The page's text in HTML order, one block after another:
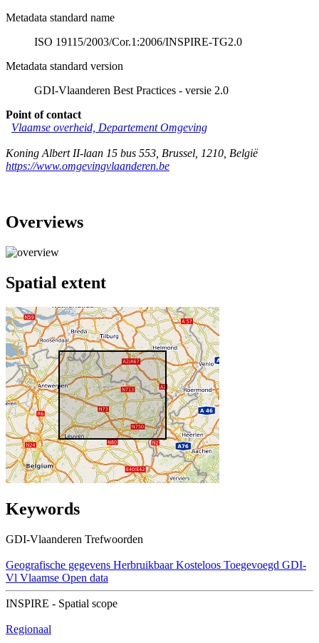
Metadata standard name
ISO 19115/2003/Cor.1:2006/INSPIRE-TG2.0
Metadata standard version
GDI-Vlaanderen Best Practices - versie 2.0
Point of contact
Vlaamse overheid, Departement Omgeving
Koning Albert II-laan 15 bus 553 Brussel 1210 België
https://www.omgevingvlaanderen.be
Overviews
Spatial extent
Keywords
GDI-Vlaanderen Trefwoorden
Geografische gegevens Herbruikbaar Kosteloos Toegevoegd GDI-
Vl Vlaamse Open data
INSPIRE - Spatial scope
Regionaal